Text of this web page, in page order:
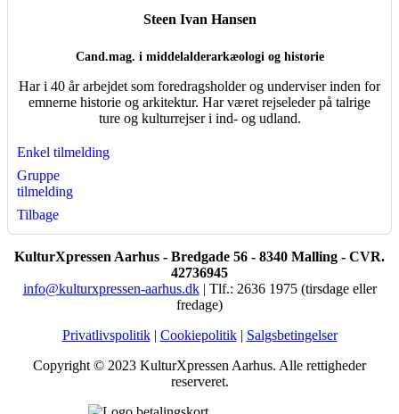
Steen Ivan Hansen
Cand.mag. i middelalderarkæologi og historie
Har i 40 år arbejdet som foredragsholder og underviser inden for
emnerne historie og arkitektur. Har været rejseleder på talrige
ture og kulturrejser i ind- og udland.
Enkel tilmelding
Gruppe
tilmelding
Tilbage
KulturXpressen Aarhus - Bredgade 56 - 8340 Malling - CVR.
42736945
info@kulturxpressen-aarhus.dk| Tlf.: 2636 1975 (tirsdage eller
fredage)
Privatlivspolitik| Cookiepolitik| Salgsbetingelser
Copyright © 2023 KulturXpressen Aarhus. Alle rettigheder
reserveret.